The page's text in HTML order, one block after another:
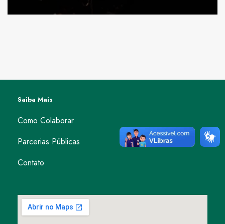
Saiba Mais
Como Colaborar
Parcerias Públicas
Contato